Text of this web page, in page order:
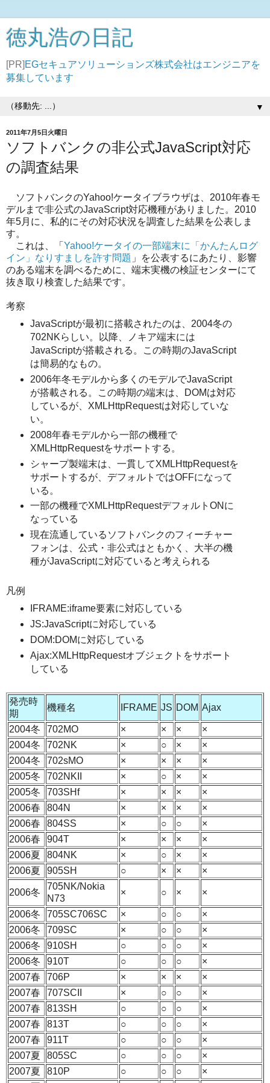
徳丸浩の日記
[PR] EGセキュアソリューションズ株式会社はエンジニアを
募集しています
▼
2011年7月5日火曜日
ソフトバンクの非公式JavaScript対応
の調査結果
ソフトバンクのYahoo!ケータイブラウザは、2010年春モ
デルまで非公式のJavaScript対応機種がありました。2010
年5月に、私的にその対応状況を調査した結果を公表しま
す。
これは、「 Yahoo!ケータイの一部端末に「かんたんログ
イン」なりすましを許す問題 」を公表するにあたり、影響
のある端末を調べるために、端末実機の検証センターにて
抜き取り検査した結果です。
考察
JavaScriptが最初に搭載されたのは、2004冬の
702NKらしい。以降、ノキア端末には
JavaScriptが搭載される。この時期のJavaScript
は簡易的なもの。
2006年冬モデルから多くのモデルでJavaScript
が搭載される。この時期の端末は、DOMは対応
しているが、XMLHttpRequestは対応していな
い。
2008年春モデルから一部の機種で
XMLHttpRequestをサポートする。
シャープ製端末は、一貫してXMLHttpRequestを
サポートするが、デフォルトではOFFになって
いる。
一部の機種でXMLHttpRequestデフォルトONに
なっている
現在流通しているソフトバンクのフィーチャー
フォンは、公式・非公式はともかく、大半の機
種がJavaScriptに対応ていると考えられる
凡例
IFRAME:iframe要素に対応している
JS:JavaScriptに対応している
DOM:DOMに対応している
Ajax:XMLHttpRequestオブジェクトをサポート
している
発売時
期
機種名 IFRAME JS DOM Ajax
2004冬 702MO × × ×
×
2004冬
702NK × ○ ×
×
2004冬
702sMO × × ×
×
2005冬
702NKII × ○ ×
×
2005冬
703SHf × × ×
×
2006春
804N × × ×
×
2006春
804SS × ○ ○
×
2006春
904T × × ×
×
2006夏
804NK × ○ ×
×
2006夏
905SH ○ × × ×
2006冬
705NK/Nokia
N73
× ○ × ×
2006冬 705SC706SC × ○ ○
×
2006冬
709SC × ○ ○
×
2006冬
910SH ○ ○ ○
×
2006冬
910T ○ ○ ○
×
2007春
706P × × ×
×
2007春
707SCII × ○ ○
×
2007春
813SH ○ ○ ○
×
2007春
813T ○ ○ ○
×
2007春
911T ○ ○ ○
×
2007夏
805SC ○ ○ ○
×
2007夏
810P ○ ○ ○
×